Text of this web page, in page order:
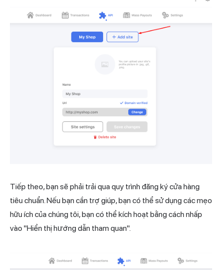
Tiếp theo, bạn sẽ phải trải qua quy trình đăng ký cửa hàng
tiêu chuẩn. Nếu bạn cần trợ giúp, bạn có thể sử dụng các mẹo
hữu ích của chúng tôi, bạn có thể kích hoạt bằng cách nhấp
vào "Hiển thị hướng dẫn tham quan".